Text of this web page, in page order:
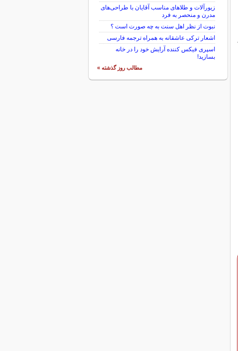
زیورآلات و طلاهای مناسب آقایان با طراحی‌های
مدرن و منحصر به فرد
نبوت از نظر اهل سنت به چه صورت است ؟
اشعار ترکی عاشقانه به همراه ترجمه فارسی
اسپری فیکس کننده آرایش خود را در خانه
بسازید!
مطالب روز گذشته »